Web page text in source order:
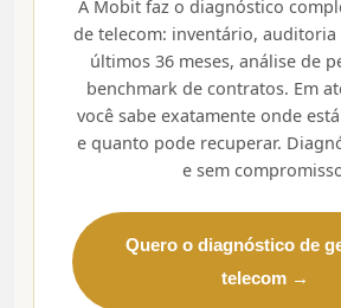
A Mobit faz o diagnóstico
de telecom: inventário,
últimos 36 meses, análise de
benchmark de contratos. Em
você sabe exatamente onde
e quanto pode recuperar.
e sem
Quero o diagnóstico de
telecom →